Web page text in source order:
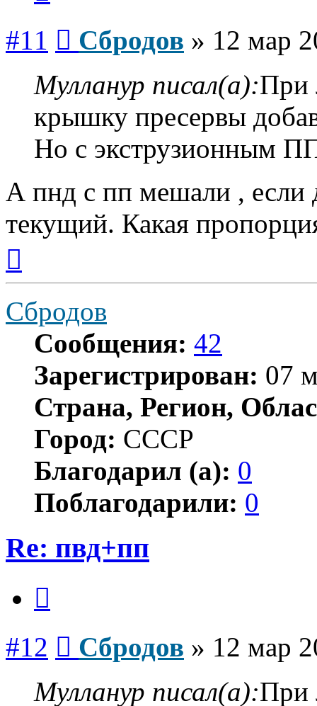
#11 Сбродов » 12 мар
Мулланур писал(а):При
крышку пресервы
Но с экструзионным
А пнд с пп мешали , если
текущий. Какая
началу
Сбродов
Сообщения: 42
Зарегистрирован: 07
Страна, Регион,
Город: СССР
Благодарил (а): 0
Поблагодарили: 0
Re: пвд+пп
#12 Сбродов » 12 мар
Мулланур писал(а):При